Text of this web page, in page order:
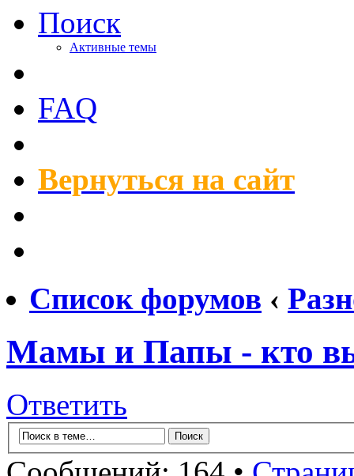
Поиск
Активные темы
FAQ
Вернуться на сайт
Список форумов ‹
Мамы и Папы - кто
Ответить